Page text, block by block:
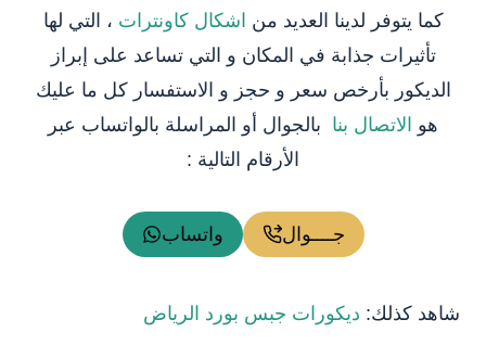
كما يتوفر لدينا العديد من اشكال كاونترات ، التي لها
تأثيرات جذابة في المكان و التي تساعد على إبراز
الديكور بأرخص سعر و حجز و الاستفسار كل ما عليك
هو الاتصال بنا بالجوال أو المراسلة بالواتساب عبر
الأرقام التالية :
جــــوال واتساب
شاهد كذلك: ديكورات جبس بورد الرياض